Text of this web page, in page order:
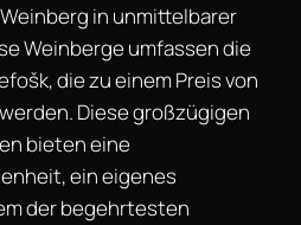
in unmittelbarer
Weinberge umfassen die
die zu einem Preis von
Diese großzügigen
bieten eine
ein eigenes
der begehrtesten